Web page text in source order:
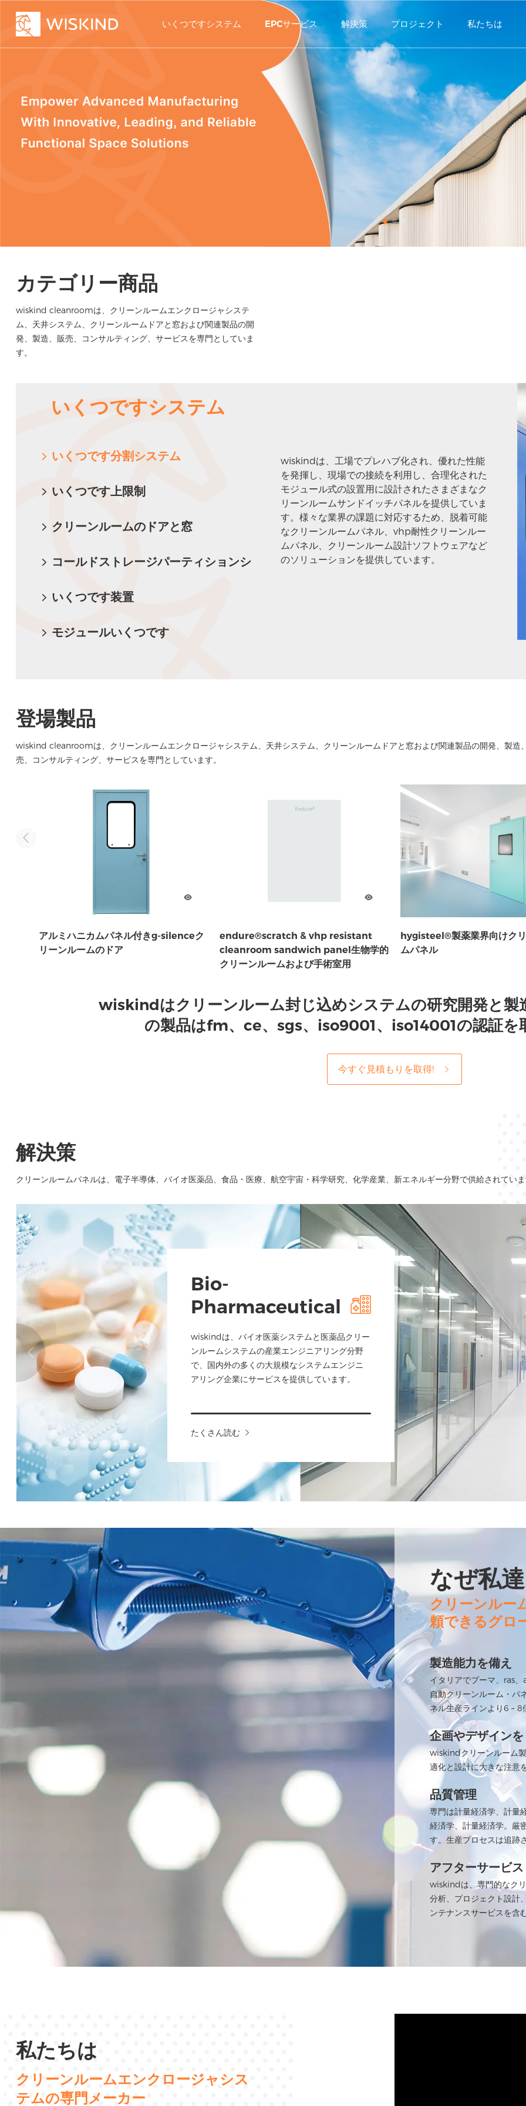
いくつですシステム EPCサービス 解決策 プロジェクト 私たちは
カテゴリー商品
wiskind cleanroomは、クリーンルームエンクロージャシステ
ム、天井システム、クリーンルームドアと窓および関連製品の開
発、製造、販売、コンサルティング、サービスを専門としていま
す。
いくつですシステム
いくつです分割システム
いくつです上限制
クリーンルームのドアと窓
コールドストレージパーティションシ
いくつです装置
モジュールいくつです
wiskindは、工場でプレハブ化され、優れた性能
を発揮し、現場での接続を利用し、合理化された
モジュール式の設置用に設計されたさまざまなク
リーンルームサンドイッチパネルを提供していま
す。様々な業界の課題に対応するため、脱着可能
なクリーンルームパネル、vhp耐性クリーンルー
ムパネル、クリーンルーム設計ソフトウェアなど
のソリューションを提供しています。
登場製品
wiskind cleanroomは、クリーンルームエンクロージャシステム、天井システム、クリーンルームドアと窓および関連製品の開発、製造
売、コンサルティング、サービスを専門としています。
アルミハニカムパネル付きg-silenceク
リーンルームのドア
endure®scratch & vhp resistant
cleanroom sandwich panel生物学的
クリーンルームおよび手術室用
hygisteel®製薬業界向けク
ムパネル
wiskindはクリーンルーム封じ込めシステムの研究開発と製
の製品はfm、ce、sgs、iso9001、iso14001の認証を
今すぐ見積もりを取得!
解決策
クリーンルームパネルは、電子半導体、バイオ医薬品、食品・医療、航空宇宙・科学研究、化学産業、新エネルギー分野で供給されてい
Bio-
Pharmaceutical
wiskindは、バイオ医薬システムと医薬品クリー
ンルームシステムの産業エンジニアリング分野
で、国内外の多くの大規模なシステムエンジニ
アリング企業にサービスを提供しています。
たくさん読む
なぜ私
クリーンルー
頼できるグロ
製造能力を備え
イタリアでプーマ、ras
自動クリーンルーム・パ
ネル生産ラインより6 ~ 8
企画やデザインを
wiskindクリーンルーム
適化と設計に大きな注意
品質管理
専門は計量経済学、計量
経済学、計量経済学。厳
す。生産プロセスは追跡
アフターサービス
wiskindは、専門的なク
分析、プロジェクト設計
ンテナンスサービスを含
私たちは
クリーンルームエンクロージャシス
テムの専門メーカー